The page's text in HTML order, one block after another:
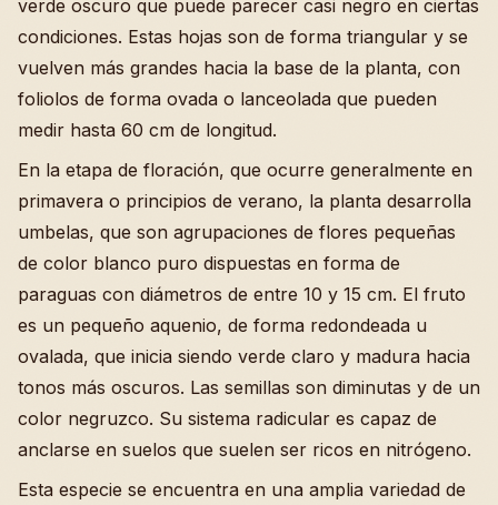
verde oscuro que puede parecer casi negro en ciertas
condiciones. Estas hojas son de forma triangular y se
vuelven más grandes hacia la base de la planta, con
foliolos de forma ovada o lanceolada que pueden
medir hasta 60 cm de longitud.
En la etapa de floración, que ocurre generalmente en
primavera o principios de verano, la planta desarrolla
umbelas, que son agrupaciones de flores pequeñas
de color blanco puro dispuestas en forma de
paraguas con diámetros de entre 10 y 15 cm. El fruto
es un pequeño aquenio, de forma redondeada u
ovalada, que inicia siendo verde claro y madura hacia
tonos más oscuros. Las semillas son diminutas y de un
color negruzco. Su sistema radicular es capaz de
anclarse en suelos que suelen ser ricos en nitrógeno.
Esta especie se encuentra en una amplia variedad de